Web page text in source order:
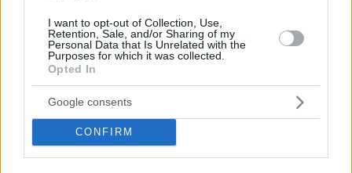
I want to opt-out of Collection, Use,
Retention, Sale, and/or Sharing of my
Personal Data that Is Unrelated with the
Purposes for which it was collected.
Opted In
Google consents
CONFIRM
Ανσού Φατί: Πήρε το «10» της φανέλας του Μέσι στην
Μπαρτσελόνα
Η Μπαρτσελόνα αποφάσισε και έδωσε το νούμερο